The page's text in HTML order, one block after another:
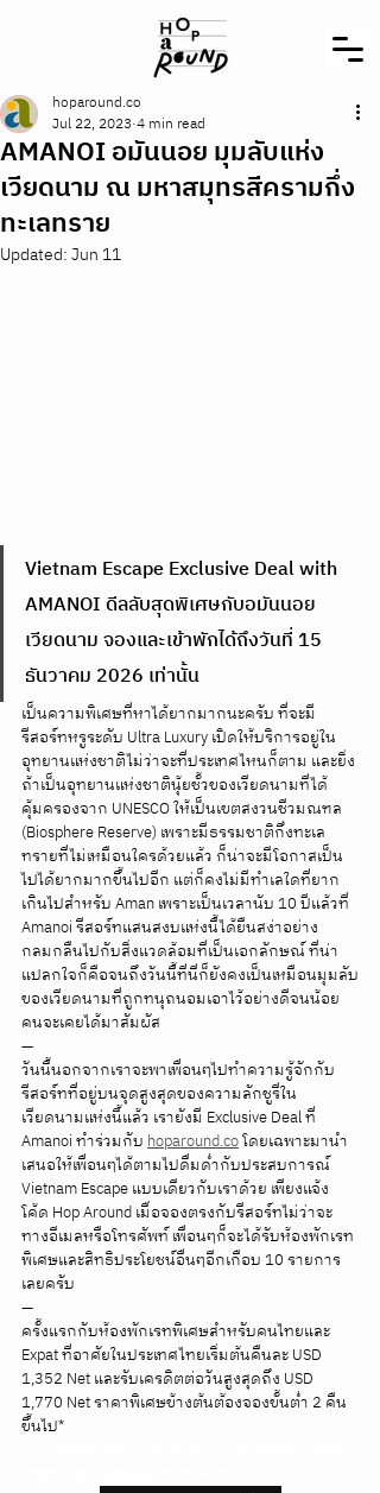
AMANOI อมันนอย มุมลับแห่ง
เวียดนาม ณ มหาสมุทรสีครามกึ่ง
ทะเลทราย
hoparound.co
Jul 22, 2023 4 min read
Updated:Jun 11
Vietnam Escape Exclusive Deal with
AMANOI ดีลลับสุดพิเศษกับอมันนอย
เวียดนาม จองและเข้าพักได้ถึงวันที่ 15
ธันวาคม 2026 เท่านั้น
เป็นความพิเศษที่หาได้ยากมากนะครับ ที่จะมี
รีสอร์ทหรูระดับ Ultra Luxury เปิดให้บริการอยู่ใน
อุทยานแห่งชาติไม่ว่าจะที่ประเทศไหนก็ตาม และยิ่ง
ถ้าเป็นอุทยานแห่งชาตินุ้ยชั้วของเวียดนามที่ได้
คุ้มครองจาก UNESCO ให้เป็นเขตสงวนชีวมณฑล
(Biosphere Reserve) เพราะมีธรรมชาติกึ่งทะเล
ทรายที่ไม่เหมือนใครด้วยแล้ว ก็น่าจะมีโอกาสเป็น
ไปได้ยากมากขึ้นไปอีก แต่ก็คงไม่มีทำเลใดที่ยาก
เกินไปสำหรับ Aman เพราะเป็นเวลานับ 10 ปีแล้วที่
Amanoi รีสอร์ทแสนสงบแห่งนี้ได้ยืนสง่าอย่าง
กลมกลืนไปกับสิ่งแวดล้อมที่เป็นเอกลักษณ์ ที่น่า
แปลกใจก็คือจนถึงวันนี้ที่นี่ก็ยังคงเป็นเหมือนมุมลับ
ของเวียดนามที่ถูกทนุถนอมเอาไว้อย่างดีจนน้อย
คนจะเคยได้มาสัมผัส
—
วันนี้นอกจากเราจะพาเพื่อนๆไปทำความรู้จักกับ
รีสอร์ทที่อยู่บนจุดสูงสุดของความลักชูรี่ใน
เวียดนามแห่งนี้แล้ว เรายังมี Exclusive Deal ที่
Amanoi ทำร่วมกับ hoparound.co โดยเฉพาะมานำ
เสนอให้เพื่อนๆได้ตามไปดื่มด่ำกับประสบการณ์
Vietnam Escape แบบเดียวกับเราด้วย เพียงแจ้ง
โค้ด Hop Around เมื่อจองตรงกับรีสอร์ทไม่ว่าจะ
ทางอีเมลหรือโทรศัพท์ เพื่อนๆก็จะได้รับห้องพักเรท
พิเศษและสิทธิประโยชน์อื่นๆอีกเกือบ 10 รายการ
เลยครับ
—
ครั้งแรกกับห้องพักเรทพิเศษสำหรับคนไทยและ
Expat ที่อาศัยในประเทศไทยเริ่มต้นคืนละ USD
1,352 Net และรับเครดิตต่อวันสูงสุดถึง USD
1,770 Net ราคาพิเศษข้างต้นต้องจองขั้นต่ำ 2 คืน
ขึ้นไป*